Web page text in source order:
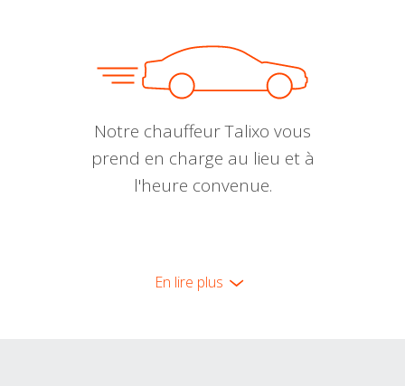
Notre chauffeur Talixo vous
prend en charge au lieu et à
l'heure convenue.
En lire plus